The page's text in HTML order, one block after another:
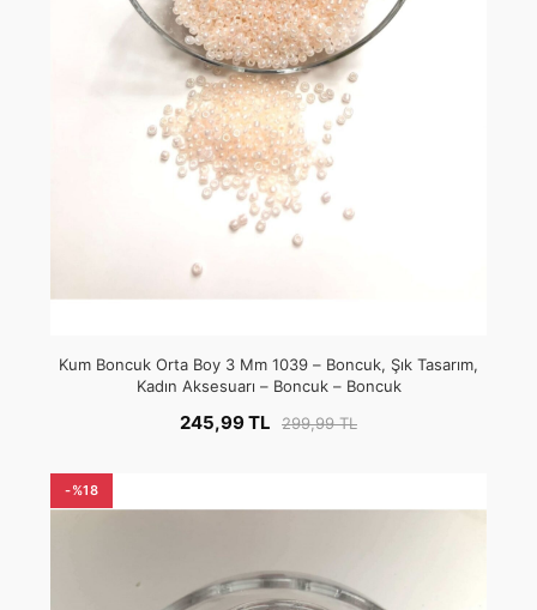
Kum Boncuk Orta Boy 3 Mm 1039 – Boncuk, Şık Tasarım,
Kadın Aksesuarı – Boncuk – Boncuk
245,99 TL 299,99 TL
-%18